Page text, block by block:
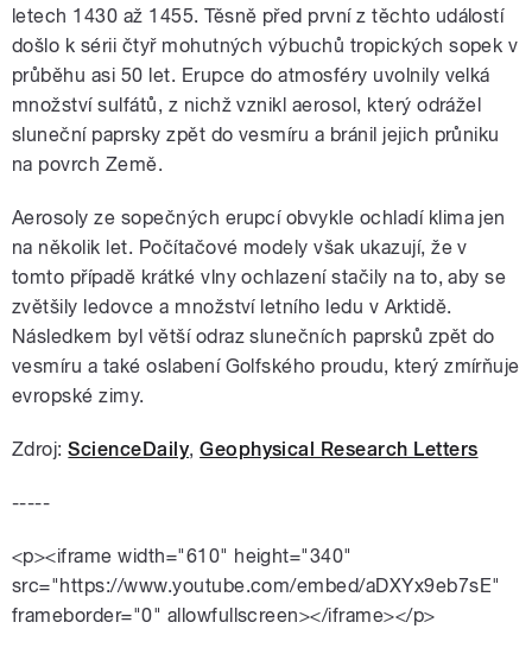
letech 1430 až 1455. Těsně před první z těchto událostí
došlo k sérii čtyř mohutných výbuchů tropických sopek v
průběhu asi 50 let. Erupce do atmosféry uvolnily velká
množství sulfátů, z nichž vznikl aerosol, který odrážel
sluneční paprsky zpět do vesmíru a bránil jejich průniku
na povrch Země.
Aerosoly ze sopečných erupcí obvykle ochladí klima jen
na několik let. Počítačové modely však ukazují, že v
tomto případě krátké vlny ochlazení stačily na to, aby se
zvětšily ledovce a množství letního ledu v Arktidě.
Následkem byl větší odraz slunečních paprsků zpět do
vesmíru a také oslabení Golfského proudu, který zmírňuje
evropské zimy.
Zdroj:ScienceDaily,Geophysical Research Letters
-----
<p><iframe width="610" height="340"
src="https://www.youtube.com/embed/aDXYx9eb7sE"
frameborder="0" allowfullscreen></iframe></p>